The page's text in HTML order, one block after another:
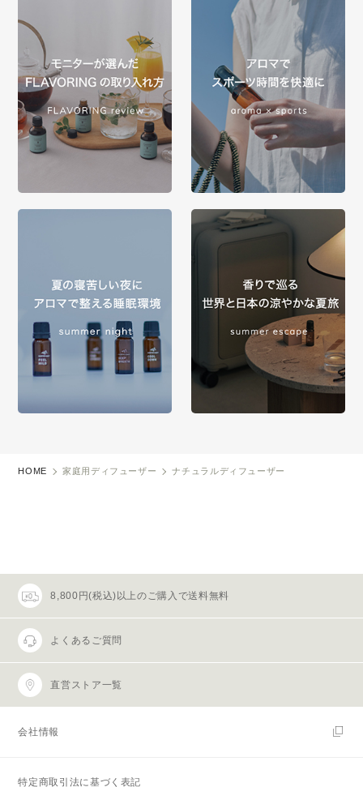
HOME 家庭用ディフューザー ナチュラルディフューザー
8,800円(税込)以上のご購入で送料無料
よくあるご質問
直営ストア一覧
会社情報
特定商取引法に基づく表記